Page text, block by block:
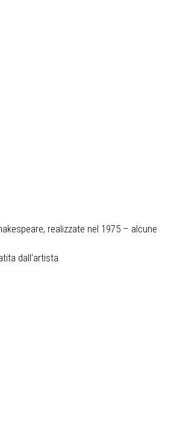
realizzate nel 1975 – alcune
dall‘artista